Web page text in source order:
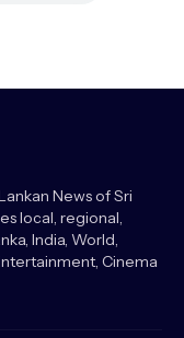
News of Sri
local, regional,
India, World,
Cinema